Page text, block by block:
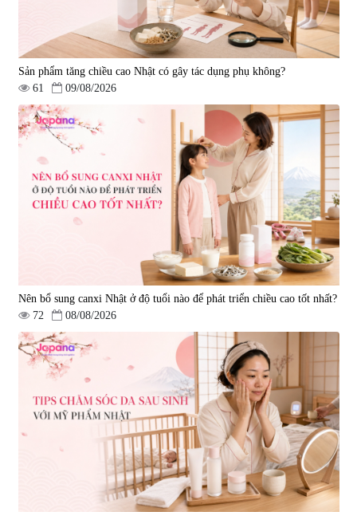
Sản phẩm tăng chiều cao Nhật có gây tác dụng phụ không?
61
09/08/2026
Nên bổ sung canxi Nhật ở độ tuổi nào để phát triển chiều cao tốt nhất?
72
08/08/2026